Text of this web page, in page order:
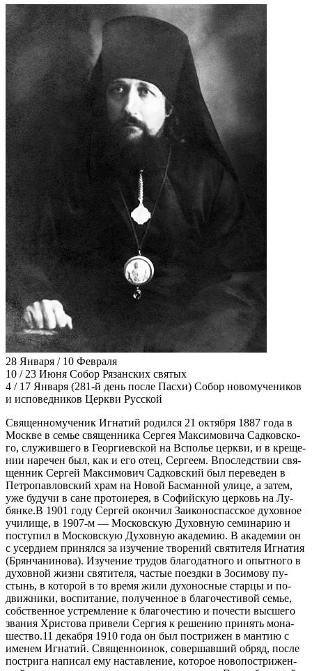
28 Января / 10 Февраля
10 / 23 Июня Собор Рязанских святых
4 / 17 Января (281-й день после Пасхи) Собор новомучеников
и исповедников Церкви Русской
Свя­щен­но­му­че­ник Иг­на­тий ро­дил­ся 21 ок­тяб­ря 1887 го­да в
Москве в се­мье свя­щен­ни­ка Сер­гея Мак­си­мо­ви­ча Сад­ков­ско­
го, слу­жив­ше­го в Ге­ор­ги­ев­ской на Вспо­лье церк­ви, и в кре­ще­
нии на­ре­чен был, как и его отец, Сер­ге­ем. Впо­след­ствии свя­
щен­ник Сер­гей Мак­си­мо­вич Сад­ков­ский был пе­ре­ве­ден в
Пет­ро­пав­лов­ский храм на Но­вой Бас­ман­ной ули­це, а за­тем,
уже бу­дучи в сане про­то­и­е­рея, в Со­фий­скую цер­ковь на Лу­
бян­ке.В 1901 го­ду Сер­гей окон­чил За­и­ко­но­спас­ское ду­хов­ное
учи­ли­ще, в 1907-м — Мос­ков­скую Ду­хов­ную се­ми­на­рию и
по­сту­пил в Мос­ков­скую Ду­хов­ную ака­де­мию. В ака­де­мии он
с усер­ди­ем при­нял­ся за изу­че­ние тво­ре­ний свя­ти­те­ля Иг­на­тия
(Брян­ча­ни­но­ва). Изу­че­ние тру­дов бла­го­дат­но­го и опыт­но­го в
ду­хов­ной жиз­ни свя­ти­те­ля, ча­стые по­езд­ки в Зо­си­мо­ву пу­
стынь, в ко­то­рой в то вре­мя жи­ли ду­хо­нос­ные стар­цы и по­
движ­ни­ки, вос­пи­та­ние, по­лу­чен­ное в бла­го­че­сти­вой се­мье,
соб­ствен­ное устрем­ле­ние к бла­го­че­стию и по­че­сти выс­ше­го
зва­ния Хри­сто­ва при­ве­ли Сер­гия к ре­ше­нию при­нять мо­на­
ше­ство.11 де­каб­ря 1910 го­да он был по­стри­жен в ман­тию с
име­нем Иг­на­тий. Свя­щен­но­и­нок, со­вер­шав­ший об­ряд, по­сле
по­стри­га на­пи­сал ему на­став­ле­ние, ко­то­рое но­во­по­стри­жен­